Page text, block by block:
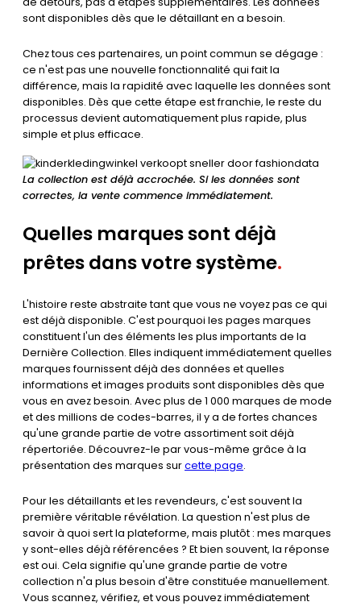
sont disponibles dès que le détaillant en a besoin.
Chez tous ces partenaires, un point commun se dégage :
ce n'est pas une nouvelle fonctionnalité qui fait la
différence, mais la rapidité avec laquelle les données sont
disponibles. Dès que cette étape est franchie, le reste du
processus devient automatiquement plus rapide, plus
simple et plus efficace.
La collection est déjà accrochée. Si les données sont
correctes, la vente commence immédiatement.
Quelles marques sont déjà
prêtes dans votre système.
L'histoire reste abstraite tant que vous ne voyez pas ce qui
est déjà disponible. C'est pourquoi les pages marques
constituent l'un des éléments les plus importants de la
Dernière Collection. Elles indiquent immédiatement quelles
marques fournissent déjà des données et quelles
informations et images produits sont disponibles dès que
vous en avez besoin. Avec plus de 1 000 marques de mode
et des millions de codes-barres, il y a de fortes chances
qu'une grande partie de votre assortiment soit déjà
répertoriée. Découvrez-le par vous-même grâce à la
présentation des marques surcette page.
Pour les détaillants et les revendeurs, c'est souvent la
première véritable révélation. La question n'est plus de
savoir à quoi sert la plateforme, mais plutôt : mes marques
y sont-elles déjà référencées ? Et bien souvent, la réponse
est oui. Cela signifie qu'une grande partie de votre
collection n'a plus besoin d'être constituée manuellement.
Vous scannez, vérifiez, et vous pouvez immédiatement